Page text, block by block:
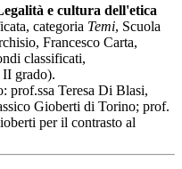
e cultura dell'etica
categoria Temi, Scuola
Francesco Carta,
classificati,
II grado).
prof.ssa Teresa Di Blasi,
Gioberti di Torino; prof.
per il contrasto al